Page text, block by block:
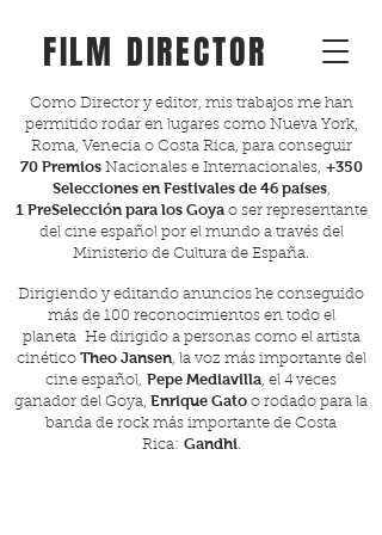
FILM DIRECTOR
Como Director y editor, mis trabajos me han
permitido rodar en lugares como Nueva York,
Roma, Venecia o Costa Rica, para conseguir
70 PremiosNacionales e Internacionales, +350
Selecciones en Festivales de 46 países,
1 PreSelección para los Goya o ser representante
del cine español por el mundo a través del
Ministerio de Cultura de España.
Dirigiendo y editando anuncios he conseguido
más de 100 reconocimientos en todo el
planeta He dirigido a personas como el artista
cinético Theo Jansen, la voz más importante del
cine español, Pepe Mediavilla, el 4 veces
ganador del Goya, Enrique Gato o rodado para la
banda de rock más importante de Costa
Rica: Gandhi.